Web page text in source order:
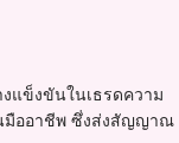
แข็งขันในเธรดความ
มืออาชีพ ซึ่งส่งสัญญาณ